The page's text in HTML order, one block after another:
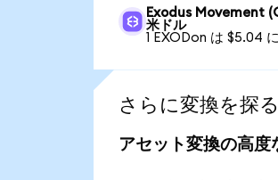
Exodus Movement
米ドル
1 EXODon は $5.04
さらに変換を探る
アセット変換の高度